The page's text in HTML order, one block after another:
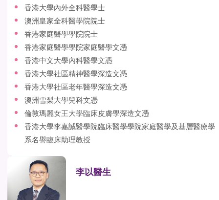
香港大學內外全科醫學士
澳洲皇家全科醫學院院士
香港家庭醫學學院院士
香港家庭醫學學院家庭醫學文憑
香港中文大學內科醫學文憑
香港大學社區精神醫學深造文憑
香港大學社區老年醫學深造文憑
澳洲雪梨大學兒科文憑
倫敦瑪麗女王大學臨床皮膚學深造文憑
香港大學李嘉誠醫學院臨床醫學學院家庭醫學及基層醫療學
系名譽臨床助理教授
李以醫生